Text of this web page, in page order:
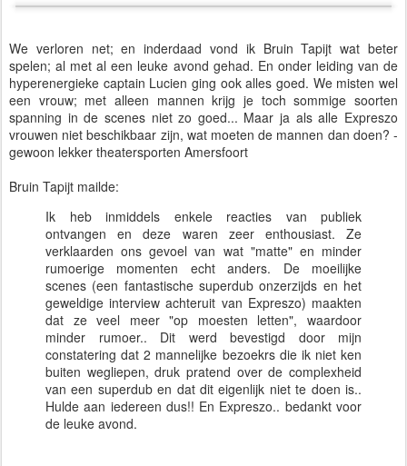
We verloren net; en inderdaad vond ik Bruin Tapijt wat beter
spelen; al met al een leuke avond gehad. En onder leiding van de
hyperenergieke captain Lucien ging ook alles goed. We misten wel
een vrouw; met alleen mannen krijg je toch sommige soorten
spanning in de scenes niet zo goed... Maar ja als alle Expreszo
vrouwen niet beschikbaar zijn, wat moeten de mannen dan doen? -
gewoon lekker theatersporten Amersfoort
Bruin Tapijt mailde:
Ik heb inmiddels enkele reacties van publiek
ontvangen en deze waren zeer enthousiast. Ze
verklaarden ons gevoel van wat "matte" en minder
rumoerige momenten echt anders. De moeilijke
scenes (een fantastische superdub onzerzijds en het
geweldige interview achteruit van Expreszo) maakten
dat ze veel meer "op moesten letten", waardoor
minder rumoer.. Dit werd bevestigd door mijn
constatering dat 2 mannelijke bezoekrs die ik niet ken
buiten wegliepen, druk pratend over de complexheid
van een superdub en dat dit eigenlijk niet te doen is..
Hulde aan iedereen dus!! En Expreszo.. bedankt voor
de leuke avond.